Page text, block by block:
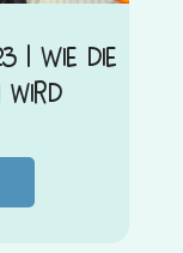
| Wie die
wird